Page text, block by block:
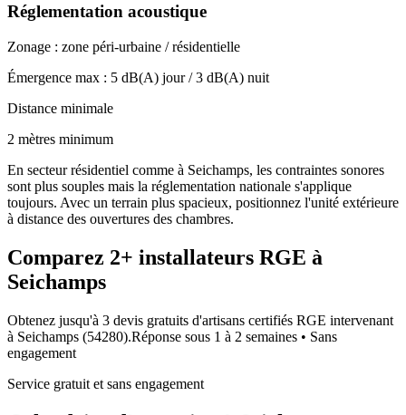
Réglementation acoustique
Zonage : zone péri-urbaine / résidentielle
Émergence max : 5 dB(A) jour /3 dB(A) nuit
Distance minimale
2 mètres minimum
En secteur résidentiel comme à Seichamps, les contraintes sonores
sont plus souples mais la réglementation nationale s'applique
toujours. Avec un terrain plus spacieux, positionnez l'unité extérieure
à distance des ouvertures des chambres.
Comparez 2+ installateurs RGE à
Seichamps
Obtenez jusqu'à 3 devis gratuits d'artisans certifiés RGE intervenant
à Seichamps (54280).Réponse sous 1 à 2 semaines • Sans
engagement
Service gratuit et sans engagement